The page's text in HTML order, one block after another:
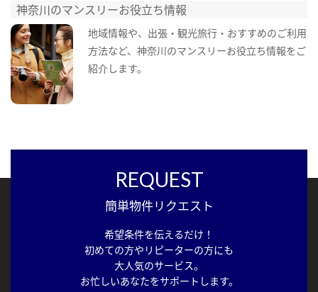
神奈川のマンスリーお役立ち情報
地域情報や、出張・観光旅行・おすすめのご利用
方法など、神奈川のマンスリーお役立ち情報をご
紹介します。
REQUEST
簡単物件リクエスト
希望条件を伝えるだけ！
初めての方やリピーターの方にも
大人気のサービス。
お忙しいあなたをサポートします。